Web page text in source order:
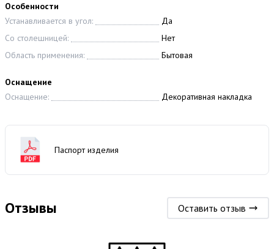
Особенности
Устанавливается в угол:
Да
Со столешницей:
Нет
Область применения:
Бытовая
Оснащение
Оснащение:
Декоративная накладка
Паспорт изделия
Отзывы Оставить отзыв